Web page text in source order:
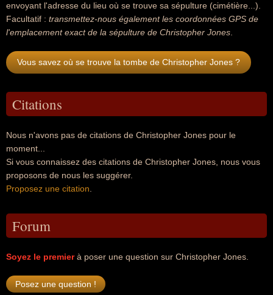
envoyant l'adresse du lieu où se trouve sa sépulture (cimétière...).
Facultatif : transmettez-nous également les coordonnées GPS de
l'emplacement exact de la sépulture de Christopher Jones
Vous savez où se trouve la tombe de Christopher Jones ?
Citations
Nous n'avons pas de citations de Christopher Jones pour le
moment...
Si vous connaissez des citations de Christopher Jones, nous vous
proposons de nous les suggérer.
Proposez une citation
Forum
Soyez le premierà poser une question sur Christopher Jones.